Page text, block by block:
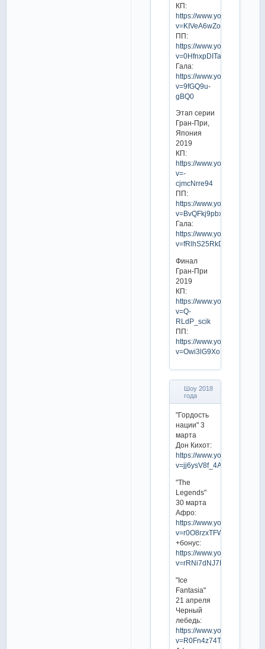
КП:
https://www.youtube.com/
v=KIVeA6wZoXw
ПП:
https://www.youtube.com/
v=0HfnxpDITag
Гала:
https://www.youtube.com/
v=9fGQ9u-
gBQ0
Этап серии
Гран-При,
Япония
2019
КП:
https://www.youtube.com/
v=-
cjmcNrre94
ПП:
https://www.youtube.com/
v=BvQFkj9pbxs
Гала:
https://www.youtube.com/
v=fRlhS25RkDY
Финал
Гран-При
2019
КП:
https://www.youtube.com/
v=Q-
RLdP_scik
ПП:
https://www.youtube.com/
v=Owi3lG9XoNU
Шоу 2018
года
"Гордость
нации" 3
марта
Дон Кихот:
https://www.youtube.com/
v=jj6ysV8f_4A
"The
Legends"
30 марта
Афро:
https://www.youtube.com/
v=r0O8rzxTFWs
+бонус:
https://www.youtube.com/
v=rRNi7dNJ7Ks
"Ice
Fantasia"
21 апреля
Черный
лебедь:
https://www.youtube.com/
v=R0Fn4z74TRc